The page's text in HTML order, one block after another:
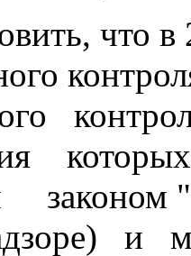
что в
законом
и